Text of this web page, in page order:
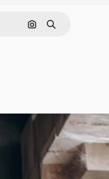
Cerca per immagine
Ricerca